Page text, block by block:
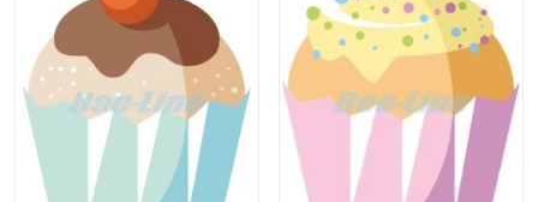
Jul
Kærlighed, bryllup
Kommunikation, nyhedsformidling
Køretøjer
Landbrug
Lov, orden
Lyd, billede